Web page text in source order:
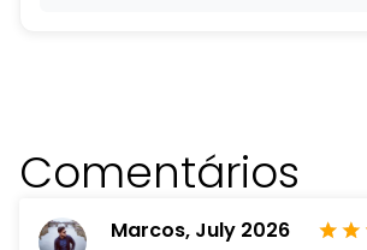
Comentários
Marcos, July 2026